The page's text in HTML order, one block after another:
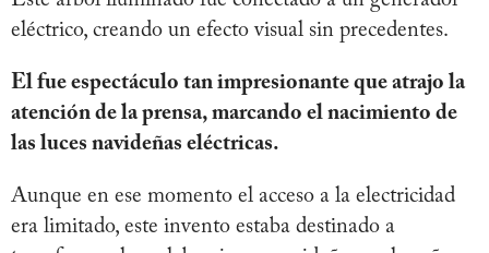
eléctrico, creando un efecto visual sin precedentes.
El fue espectáculo tan impresionante que atrajo la
atención de la prensa, marcando el nacimiento de
las luces navideñas eléctricas.
Aunque en ese momento el acceso a la electricidad
era limitado, este invento estaba destinado a